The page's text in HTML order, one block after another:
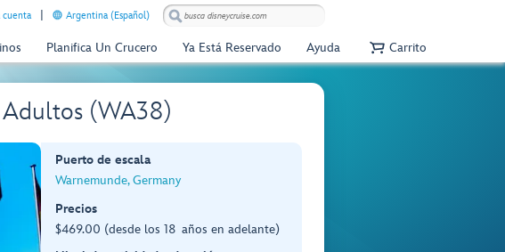
cuenta Argentina (Español)
Planifica Un Crucero Ya Está Reservado Ayuda Carrito
(WA38)
Puerto de escala
Warnemunde, Germany
Precios
$469.00 (desde los 18 años en adelante)